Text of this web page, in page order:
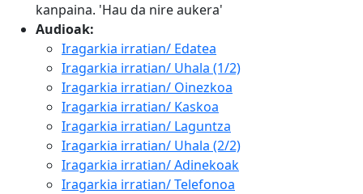
kanpaina. 'Hau da nire aukera'
Audioak:
Iragarkia irratian/ Edatea
Iragarkia irratian/ Uhala (1/2)
Iragarkia irratian/ Oinezkoa
Iragarkia irratian/ Kaskoa
Iragarkia irratian/ Laguntza
Iragarkia irratian/ Uhala (2/2)
Iragarkia irratian/ Adinekoak
Iragarkia irratian/ Telefonoa